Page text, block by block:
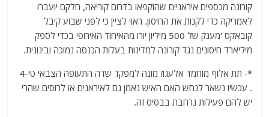
קורונה מכספים איראניים שהוקפאו בדרום קוריאה, חלקם יועברו
לאמריקה כדי לקנות את החיסון. ראוי לציין כי לפני שבוע קיבל
קובאקס 'מענק של 500 מיליון יורו מהאיחוד האירופי בכדי לספק
מיליארד חיסונים נגד קורונה למדינות בעלות הכנסה נמוכה ובינונית.
*- תת אלוף מוחמד אלעגוז מונה למפקד שדה התעופה הצבאי טי-4
. עכשיו נשאר לנחש האם האיש נאמן גם לאיראנים או לרוסים שהרי
יש להם פעילות נרחבת בבסיס זה.